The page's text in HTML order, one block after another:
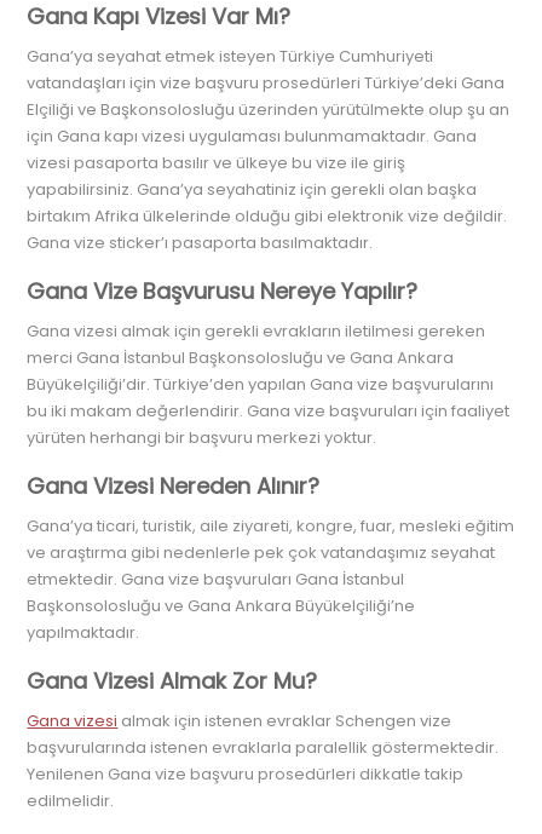
Gana Kapı Vizesi Var Mı?
Gana’ya seyahat etmek isteyen Türkiye Cumhuriyeti
vatandaşları için vize başvuru prosedürleri Türkiye’deki Gana
Elçiliği ve Başkonsolosluğu üzerinden yürütülmekte olup şu an
için Gana kapı vizesi uygulaması bulunmamaktadır. Gana
vizesi pasaporta basılır ve ülkeye bu vize ile giriş
yapabilirsiniz. Gana’ya seyahatiniz için gerekli olan başka
birtakım Afrika ülkelerinde olduğu gibi elektronik vize değildir.
Gana vize sticker’ı pasaporta basılmaktadır.
Gana Vize Başvurusu Nereye Yapılır?
Gana vizesi almak için gerekli evrakların iletilmesi gereken
merci Gana İstanbul Başkonsolosluğu ve Gana Ankara
Büyükelçiliği’dir. Türkiye’den yapılan Gana vize başvurularını
bu iki makam değerlendirir. Gana vize başvuruları için faaliyet
yürüten herhangi bir başvuru merkezi yoktur.
Gana Vizesi Nereden Alınır?
Gana’ya ticari, turistik, aile ziyareti, kongre, fuar, mesleki eğitim
ve araştırma gibi nedenlerle pek çok vatandaşımız seyahat
etmektedir. Gana vize başvuruları Gana İstanbul
Başkonsolosluğu ve Gana Ankara Büyükelçiliği’ne
yapılmaktadır.
Gana Vizesi Almak Zor Mu?
Gana vizesi almak için istenen evraklar Schengen vize
başvurularında istenen evraklarla paralellik göstermektedir.
Yenilenen Gana vize başvuru prosedürleri dikkatle takip
edilmelidir.